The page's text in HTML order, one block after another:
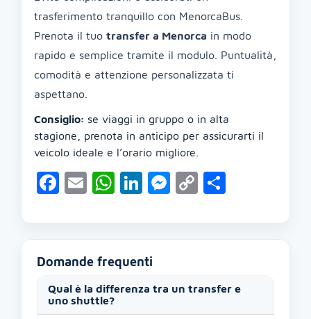
trasferimento tranquillo con MenorcaBus.
Prenota il tuo transfer a Menorca in modo
rapido e semplice tramite il modulo. Puntualità,
comodità e attenzione personalizzata ti
aspettano.
Consiglio: se viaggi in gruppo o in alta
stagione, prenota in anticipo per assicurarti il
veicolo ideale e l’orario migliore.
Facebook
EmailWhatsApp
LinkedIn
Messenger
Copy
Domande frequenti
Qual è la differenza tra un transfer e
uno shuttle?